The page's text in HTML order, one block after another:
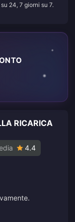
24, 7 giorni su 7.
RICARICA
4.4